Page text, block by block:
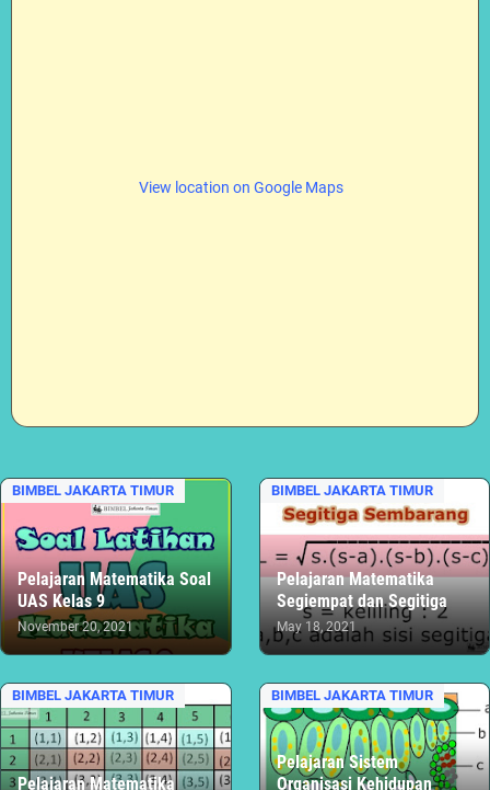
View location on Google Maps
BIMBEL JAKARTA TIMUR
Pelajaran Matematika Soal
UAS Kelas 9
November 20, 2021
BIMBEL JAKARTA TIMUR
Pelajaran Matematika
Segiempat dan Segitiga
May 18, 2021
BIMBEL JAKARTA TIMUR
Pelajaran Matematika
BIMBEL JAKARTA TIMUR
Pelajaran Sistem
Organisasi Kehidupan